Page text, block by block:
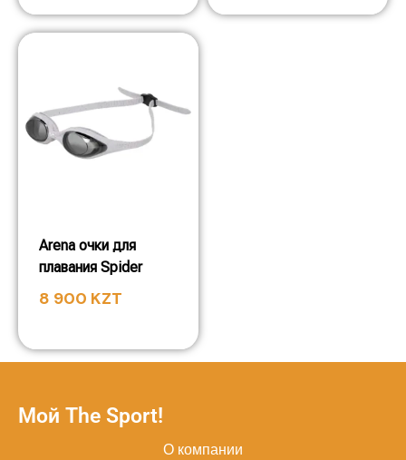
Arena очки для
плавания Spider
8 900 KZT
Мой The Sport!
О компании